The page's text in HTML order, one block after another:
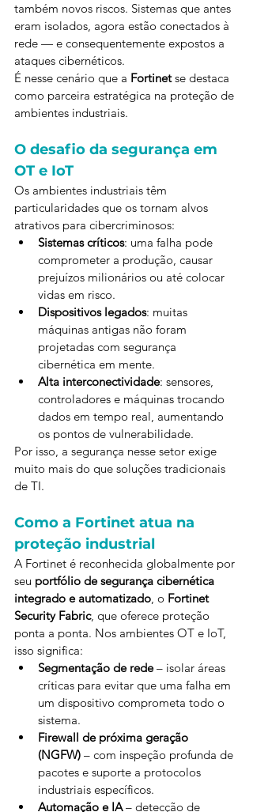
também novos riscos. Sistemas que antes
eram isolados, agora estão conectados à
rede — e consequentemente expostos a
ataques cibernéticos.
É nesse cenário que a Fortinet se destaca
como parceira estratégica na proteção de
ambientes industriais.
O desafio da segurança em
OT e IoT
Os ambientes industriais têm
particularidades que os tornam alvos
atrativos para cibercriminosos:
Sistemas críticos: uma falha pode
comprometer a produção, causar
prejuízos milionários ou até colocar
vidas em risco.
Dispositivos legados: muitas
máquinas antigas não foram
projetadas com segurança
cibernética em mente.
Alta interconectividade: sensores,
controladores e máquinas trocando
dados em tempo real, aumentando
os pontos de vulnerabilidade.
Por isso, a segurança nesse setor exige
muito mais do que soluções tradicionais
de TI.
Como a Fortinet atua na
proteção industrial
A Fortinet é reconhecida globalmente por
seu portfólio de segurança cibernética
integrado e automatizado, o Fortinet
Security Fabric, que oferece proteção
ponta a ponta. Nos ambientes OT e IoT,
isso significa:
Segmentação de rede – isolar áreas
críticas para evitar que uma falha em
um dispositivo comprometa todo o
sistema.
Firewall de próxima geração
(NGFW) – com inspeção profunda de
pacotes e suporte a protocolos
industriais específicos.
Automação e IA – detecção de